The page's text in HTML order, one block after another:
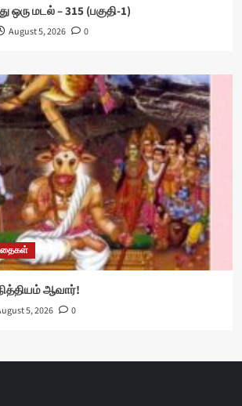
ஒரு மடல் – 315 (பகுதி-1)
August 5, 2026 0
ஆவார்!
5, 2026 0